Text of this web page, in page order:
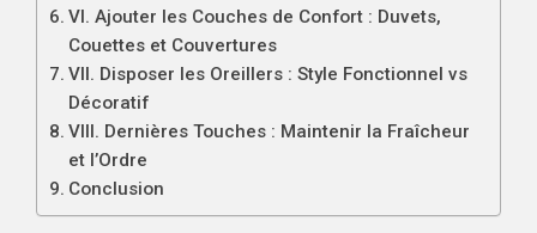
VI. Ajouter les Couches de Confort : Duvets,
Couettes et Couvertures
VII. Disposer les Oreillers : Style Fonctionnel vs
Décoratif
VIII. Dernières Touches : Maintenir la Fraîcheur
et l’Ordre
Conclusion